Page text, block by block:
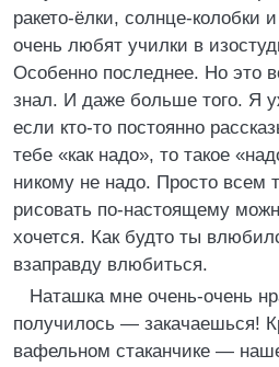
ракето-ёлки, солнце-колобки
очень любят училки в
Особенно последнее. Но это
знал. И даже больше того. Я
если кто-то постоянно
тебе «как надо», то такое
никому не надо. Просто всем
рисовать по-настоящему
хочется. Как будто ты
взаправду влюбиться.
Наташка мне очень-очень
получилось — закачаешься!
вафельном стаканчике —